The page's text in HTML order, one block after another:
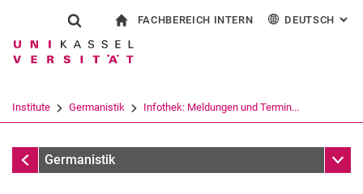
Springe direkt zu: Inhalt
Springe direkt zu: Suche
Springe direkt zu:
Suchformular
Suchbegriff
Suchen (öffnet externen Link in einem
FACHBEREICH INTERN DEUTSCH :
Institute Germanistik Infothek: Meldungen und Termin...
Infothek: Meldungen und Termine
Germanistik